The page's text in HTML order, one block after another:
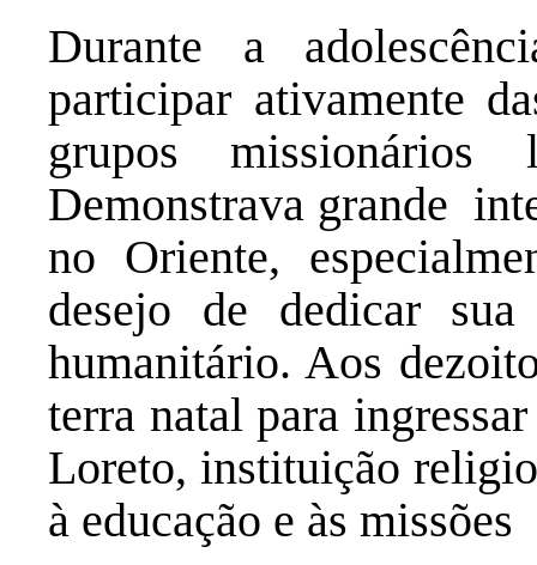
Durante a
participar ativamente
grupos
Demonstrava grande
no Oriente,
desejo de dedicar
humanitário. Aos
terra natal para
Loreto, instituição
à educação e às